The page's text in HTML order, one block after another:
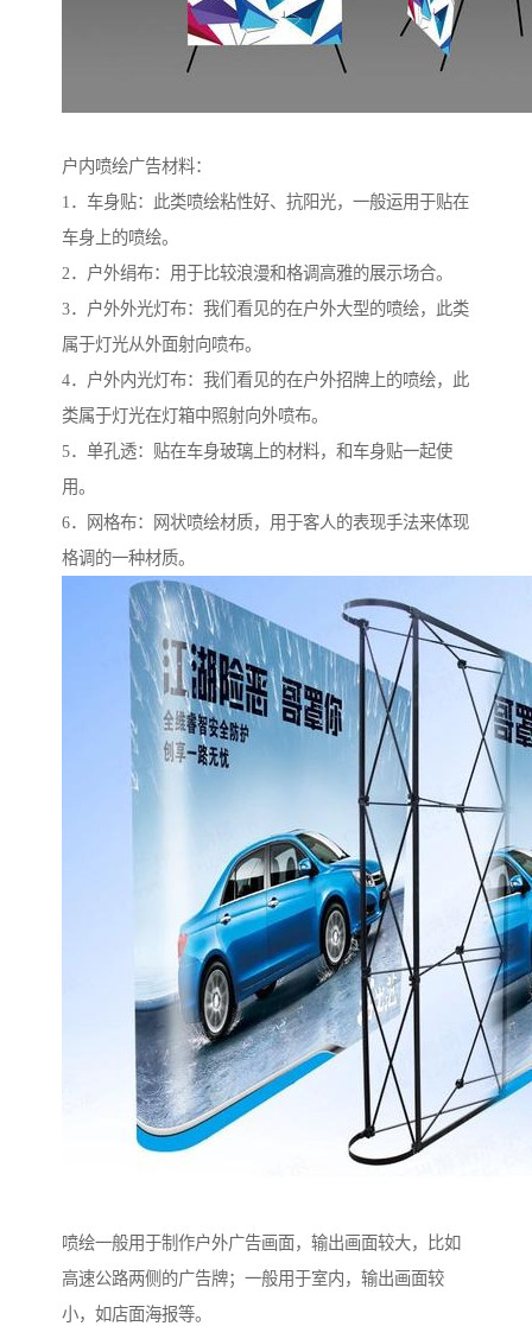
户内喷绘广告材料：
1．车身贴：此类喷绘粘性好、抗阳光，一般运用于贴在
车身上的喷绘。
2．户外绢布：用于比较浪漫和格调高雅的展示场合。
3．户外外光灯布：我们看见的在户外大型的喷绘，此类
属于灯光从外面射向喷布。
4．户外内光灯布：我们看见的在户外招牌上的喷绘，此
类属于灯光在灯箱中照射向外喷布。
5．单孔透：贴在车身玻璃上的材料，和车身贴一起使
用。
6．网格布：网状喷绘材质，用于客人的表现手法来体现
格调的一种材质。
喷绘一般用于制作户外广告画面，输出画面较大，比如
高速公路两侧的广告牌；一般用于室内，输出画面较
小，如店面海报等。